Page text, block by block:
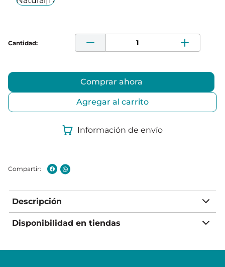
Comprar ahora
Agregar al carrito
Información de envío
Descripción
Disponibilidad en tiendas